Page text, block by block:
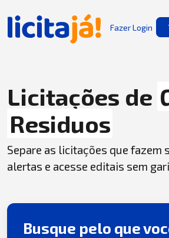
Fazer Login
Licitações de
Residuos
Separe as licitações que fazem
alertas e acesse editais sem
Busque pelo que